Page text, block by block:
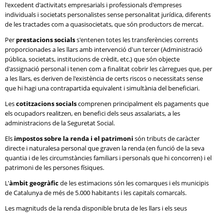
l'excedent d'activitats empresarials i professionals d'empreses
individuals i societats personalistes sense personalitat jurídica, diferents
de les tractades com a quasisocietats, que són productors de mercat.
Per prestacions socialss'entenen totes les transferències corrents
proporcionades a les llars amb intervenció d'un tercer (Administració
pública, societats, institucions de crèdit, etc.) que són objecte
d'assignació personal i tenen com a finalitat cobrir les càrregues que, per
a les llars, es deriven de l'existència de certs riscos o necessitats sense
que hi hagi una contrapartida equivalent i simultània del beneficiari.
Lescotitzacions socialscomprenen principalment els pagaments que
els ocupadors realitzen, en benefici dels seus assalariats, a les
administracions de la Seguretat Social.
Els impostos sobre la renda i el patrimoni són tributs de caràcter
directe i naturalesa personal que graven la renda (en funció de la seva
quantia i de les circumstàncies familiars i personals que hi concorren) i el
patrimoni de les persones físiques.
L'àmbit geogràficde les estimacions són les comarques i els municipis
de Catalunya de més de 5.000 habitants i les capitals comarcals.
Les magnituds de la renda disponible bruta de les llars i els seus